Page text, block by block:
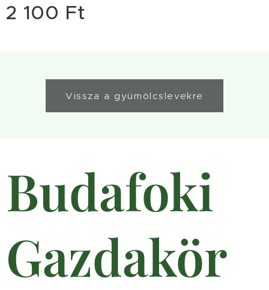
2 100 Ft
Vissza a gyümölcslevekre
Budafoki
Gazdakör